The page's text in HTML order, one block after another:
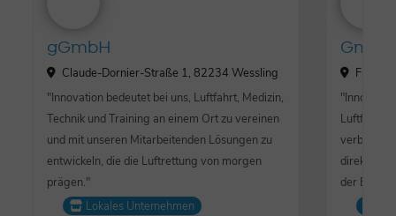
gGmbH
Claude-Dornier-Straße 1, 82234 Wessling
"Innovation bedeutet bei uns, Luftfahrt, Medizin,
Technik und Training an einem Ort zu vereinen
und mit unseren Mitarbeitenden Lösungen zu
entwickeln, die die Luftrettung von morgen
prägen."
Lokales Unternehmen
GmbH
verbinden
direkt auf
der